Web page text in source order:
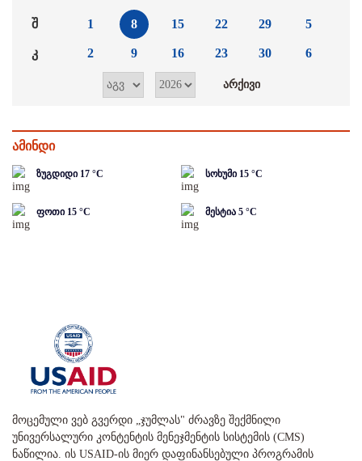
შ
კ
1
2
8
9
15
16
22
23
29
30
5
6
ამინდი
ზუგდიდი 17 °C სოხუმი 15 °C
ფოთი 15 °C მესტია 5 °C
მოცემული ვებ გვერდი „ჯუმლას" ძრავზე შექმნილი
უნივერსალური კონტენტის მენეჯმენტის სისტემის (CMS)
ნაწილია. ის USAID-ის მიერ დაფინანსებული პროგრამის